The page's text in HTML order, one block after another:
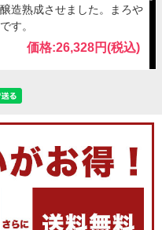
造熟成させました。まろや
す。
価格:26,328円(税込)